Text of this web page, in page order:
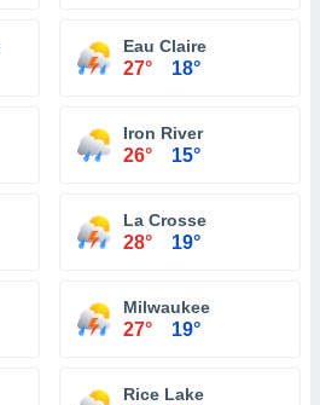
Eau Claire
27° 18°
Iron River
26° 15°
La Crosse
28° 19°
Milwaukee
27° 19°
Rice Lake